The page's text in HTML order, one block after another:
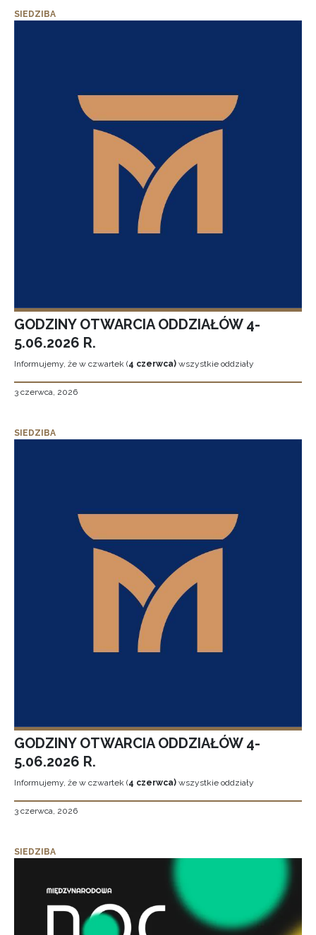
SIEDZIBA
GODZINY OTWARCIA ODDZIAŁÓW 4-
5.06.2026 R.
Informujemy, że w czwartek (4 czerwca) wszystkie oddziały
3 czerwca, 2026
SIEDZIBA
GODZINY OTWARCIA ODDZIAŁÓW 4-
5.06.2026 R.
Informujemy, że w czwartek (4 czerwca) wszystkie oddziały
3 czerwca, 2026
SIEDZIBA